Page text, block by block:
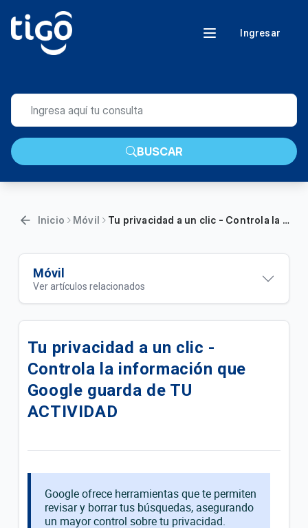
Ingresar
BUSCAR
Inicio Móvil Tu privacidad a un clic - Controla la información que Google guarda de TU ACTIVIDAD
Móvil
Ver artículos relacionados
Tus Paquetigos Ilimitados ahora en SINTESIS
Ahora tu plan se llama Fácil Ote y disminuye la
tarifa a 149Bs
Ahora tu plan se llama Fácil On y disminuye la tarifa
a 98Bs
Disfruta tu plan Móvil Lite B
Tu privacidad a un clic -
Controla la información que
Google guarda de TU
ACTIVIDAD
Google ofrece herramientas que te permiten
revisar y borrar tus búsquedas, asegurando
un mayor control sobre tu privacidad.